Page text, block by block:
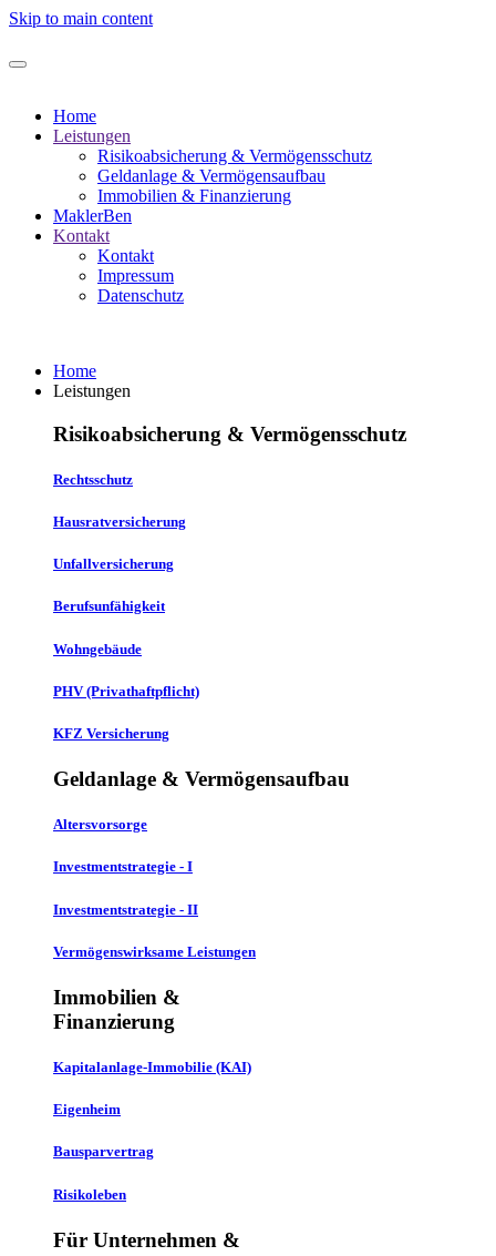
Skip to main content
Home
Leistungen
Risikoabsicherung & Vermögensschutz
Geldanlage & Vermögensaufbau
Immobilien & Finanzierung
MaklerBen
Kontakt
Kontakt
Impressum
Datenschutz
Home
Leistungen
Risikoabsicherung & Vermögensschutz
Rechtsschutz
Hausratversicherung
Unfallversicherung
Berufsunfähigkeit
Wohngebäude
PHV (Privathaftpflicht)
KFZ Versicherung
Geldanlage & Vermögensaufbau
Altersvorsorge
Investmentstrategie - I
Investmentstrategie - II
Vermögenswirksame Leistungen
Immobilien &
Finanzierung
Kapitalanlage-Immobilie (KAI)
Eigenheim
Bausparvertrag
Risikoleben
Für Unternehmen &